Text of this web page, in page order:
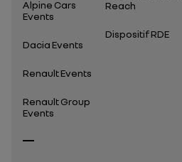
Alpine Cars
Events
Dacia Events
Renault Events
Renault Group
Events
Reach
Dispositif RDE